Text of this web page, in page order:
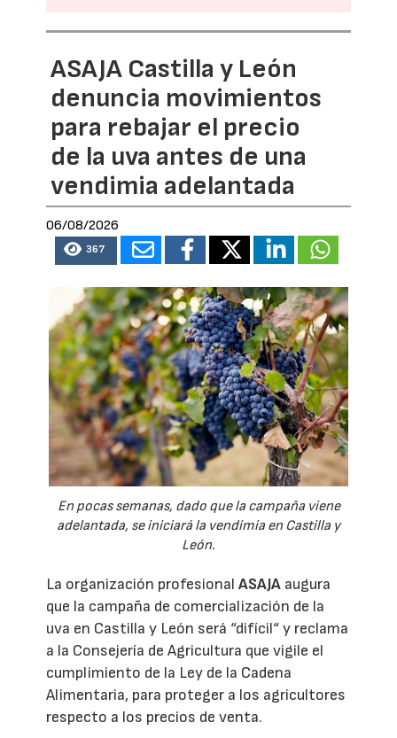
ASAJA Castilla y León
denuncia movimientos
para rebajar el precio
de la uva antes de una
vendimia adelantada
06/08/2026
367
En pocas semanas, dado que la campaña viene
adelantada, se iniciará la vendimia en Castilla y
León.
La organización profesionalASAJA augura
que la campaña de comercialización de la
uva en Castilla y León será “difícil“ y reclama
a la Consejería de Agricultura que vigile el
cumplimiento de la Ley de la Cadena
Alimentaria, para proteger a los agricultores
respecto a los precios de venta.